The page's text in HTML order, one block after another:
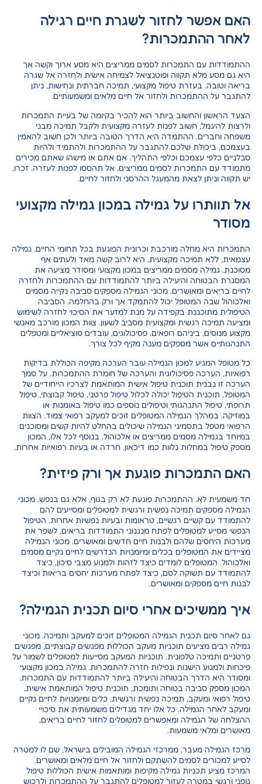
האם אפשר לחזור לשגרת חיים רגילה
לאחר ההתמכרות?
ההתמודדות עם התמכרות לסמים ממריצים היא מסע ארוך וקשה אך
היא גם מסע מלא תקווה ופוטנציאל לצמיחה אישית ולחזרה אל שגרה
בריאה וטובה. בעזרת טיפול מקצועי, תמיכה חברתית ונחישות, ניתן
להתגבר על ההתמכרות ולחזור אל חיים מלאים ומשמעותיים.
הצעד הראשון והחשוב ביותר הוא להכיר בקיומה של בעיית התמכרות
ולרצות להיגמל, חשוב לפנות לעזרה מקצועית ולקבל תמיכה מבני
משפחה וחברים. ההתמדה היא הדרך הטובה ביותר ולכן חשוב להאמין
בעצמכם, ביכולת שלכם להתגבר על ההתמכרות ולהתמיד ולהיות
סבלניים כלפי עצמכם וכלפי התהליך. אם אתם או מישהו שאתם מכירים
מתמודד עם התמכרות לסמים ממריצים, אל תהססו לפנות לעזרה. זכרו,
יש תקווה וניתן לצאת מהמעגל ההרסני ולחזור לחיים.
אל תוותרו על גמילה במכון גמילה מקצועי
מסודר
התמכרות היא מחלה מורכבת וכרונית הפוגעת בכל תחומי החיים. גמילה
עצמאית, ללא תמיכה מקצועית, היא לרוב קשה מאד ולעתים אף
מסוכנת. גמילה מסמים ממריצים במכון מקצועי ומסודר מציעה את
המסגרת הבטוחה והיעילה ביותר להתמודדות עם ההתמכרות ולחזרה
לחיים בריאים ומאושרים. מכוני הגמילה מספקים סביבה נקייה מסמים
ואלכוהול שבה המטופל יכול להתמקד אך ורק בהחלמה. הסביבה
הטיפולית מתוכננת בקפידה על מנת למזער את הסיכוי לחזרה לשימוש
ומציעה תמיכה רגשית ומקצועית מסביב לשעון. צוות המכון מורכב מאנשי
מקצוע מנוסים, ביניהם רופאים, פסיכולוגים, עובדים סוציאליים ומטפלים
התנהגותיים אשר מספקים מענה מקיף לכל צורך.
כל מטופל המגיע למכון הגמילה עובר הערכה מקיפה הכוללת בדיקות
רפואיות, הערכה פסיכולוגית והערכה של חומרת ההתמכרות. על סמך
הערכה זו נבנית תוכנית טיפול אישית המותאמת לצרכיו הייחודיים של
המטופל. תוכנית הטיפול יכולה לכלול טיפול פרטני, טיפול קבוצתי, טיפול
תרופתי, טיפול התנהגותי וטיפולים נוספים כמו טיפול באומנות או
במוזיקה. במהלך הגמילה המטופלים זוכים למעקב רפואי צמוד. הצוות
הרפואי מטפל בתסמיני הגמילה שיכולים בהחלט להיות קשים ומסוכנים
במיוחד בגמילה מסמים ממריצים או אלכוהול. בנוסף לכל אלו, המכון
מספק טיפול במחלות נלוות כמו דיכאון, חרדה או בעיות רפואיות אחרות.
האם התמכרות פוגעת אך ורק פיזית?
חד משמעית לא. ההתמכרות פוגעת לא רק בגוף, אלא גם בנפש. מכוני
הגמילה מספקים תמיכה נפשית ורגשית למטופלים ומסייעים להם
להתמודד עם קשיים רגשיים, טראומות ובעיות נפשיות אחרות. הטיפול
הנפשי מסייע למטופלים לפתח מנגנוני התמודדות בריאים, לשפר את
מערכות היחסים שלהם ולבנות חיים חדשים ומאושרים. מכוני הגמילה
מציידים את המטופלים בכלים ומיומנויות הנדרשים לחיים נקיים מסמים
ואלכוהול. המטופלים לומדים כיצד לזהות ולמנוע מצבי סיכון, כיצד
להתמודד עם תשוקה לסם, כיצד לפתח מערכות יחסים בריאות וכיצד
לבנות חיים מספקים ומאושרים.
איך ממשיכים אחרי סיום תכנית הגמילה?
גם לאחר סיום תכנית הגמילה המטופלים זוכים למעקב ותמיכה. מכוני
גמילה רבים מציעים תוכניות מעקב הכוללות מפגשים קבוצתיים, מפגשים
פרטניים ותמיכה טלפונית. תוכניות המעקב מסייעות למטופלים לשמור על
פיכחות ולמנוע הישנות ונפילות חזרה להתמכרות. גמילה במכון מקצועי
ומסודר היא הדרך הבטוחה והיעילה ביותר להתמודדות עם התמכרות.
המכון מספק סביבה בטוחה ותומכת, תוכנית טיפול המותאמת אישית,
טיפול רפואי ומעקב, תמיכה נפשית ורגשית, כלים ומיומנויות לחיים נקיים
ומעקב לאחר הגמילה. כל אלו יחד מגדילים משמעותית את סיכויי
ההצלחה של הגמילה ומאפשרים למטופלים לחזור לחיים בריאים,
מאושרים ומלאי משמעות.
מרכז הגמילה מעבר, ממרכזי הגמילה המובילים בישראל, שם לו למטרה
לסייע למכורים לסמים להשתקם ולחזור אל חיים מלאים ומאושרים.
המרכז מציע תכניות גמילה מקיפות ומותאמות אישית הכוללות טיפול
גופני ורגשי במטרה לעזור למטופלים להתגבר על ההתמכרות ולרכוש